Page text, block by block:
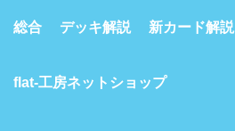
総合 デッキ解説 新カード解説
flat-工房ネットショップ